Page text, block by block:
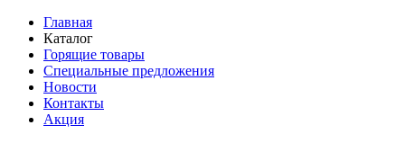
Главная
Каталог
Горящие товары
Специальные предложения
Новости
Контакты
Акция